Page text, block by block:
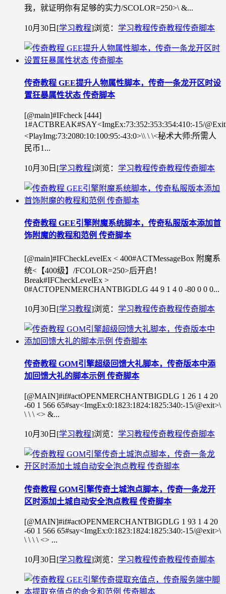
我，就证明你有足够的实力/SCOLOR=250>\ &...
10月30日 [学习教程]浏览： 学习教程传奇教程传奇脚本
传奇教程 GEE提升人物属性脚本，传奇一条龙开区时设
置狂暴属性状态 传奇脚本
[@main]#IFcheck [444]
1#ACTBREAK#SAY<ImgEx:73:352:353:354:410:-15/
<PlayImg:73:2080:10:100:95:-43:0>\\ \ \<秘术大师:所需人
民币1...
10月30日 [学习教程]浏览： 学习教程传奇教程传奇脚本
传奇教程 GEE引擎附魔系统脚本，传奇私服版本添加首
饰附魔的教程和范例 传奇脚本
[@main]#IFCheckLevelEx < 400#ACTMessageBox 附魔系
统<【400级】/FCOLOR=250>后开启！
Break#IFCheckLevelEx >
0#ACTOPENMERCHANTBIGDLG 44 9 1 4 0 -80 0 0 0...
10月30日 [学习教程]浏览： 学习教程传奇教程传奇脚本
传奇教程 GOM引擎超级回馈大礼脚本，传奇版本中添
加回馈大礼的脚本示例 传奇脚本
[@MAIN]#if#actOPENMERCHANTBIGDLG 1 26 1 4 20
-60 1 566 65#say<ImgEx:0:1823:1824:1825:340:-15/@exit>\
\ \ \ <> &...
10月30日 [学习教程]浏览： 学习教程传奇教程传奇脚本
传奇教程 GOM引擎传奇土城泡点脚本，传奇一条龙开
区时添加土城自动安全泡点教程 传奇脚本
[@MAIN]#if#actOPENMERCHANTBIGDLG 1 93 1 4 20
-60 1 566 65#say<ImgEx:0:1823:1824:1825:340:-15/@exit>\
\ \ \ \ <> ...
10月30日 [学习教程]浏览： 学习教程传奇教程传奇脚本